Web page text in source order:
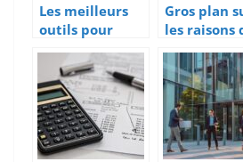
Les meilleurs
outils pour
suivre
l’evolution de
son patrimoine
Gros plan
les raisons
contacter
société
spécialisée